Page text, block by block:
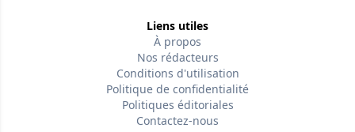
Liens utiles
À propos
Nos rédacteurs
Conditions d'utilisation
Politique de confidentialité
Politiques éditoriales
Contactez-nous